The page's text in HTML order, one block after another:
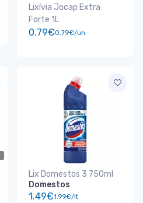
Lixívia Jocap Extra
Forte 1L
0.79€0.79€/un
Lix Domestos 3 750ml
Domestos
1.49€1.99€/lt